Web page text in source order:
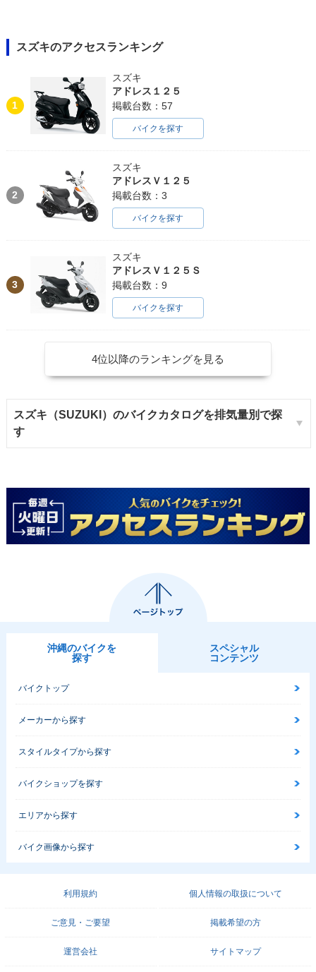
スズキのアクセスランキング
1
スズキ
アドレス１２５
掲載台数：57
バイクを探す
2
スズキ
アドレスＶ１２５
掲載台数：3
バイクを探す
3
スズキ
アドレスＶ１２５Ｓ
掲載台数：9
バイクを探す
4位以降のランキングを見る
スズキ（SUZUKI）のバイクカタログを排気量別で探
す
沖縄のバイクを
探す
スペシャル
コンテンツ
バイクトップ
メーカーから探す
スタイルタイプから探す
バイクショップを探す
エリアから探す
バイク画像から探す
利用規約 個人情報の取扱について
ご意見・ご要望 掲載希望の方
運営会社 サイトマップ